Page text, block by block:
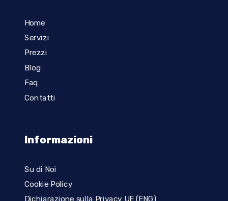
Home
Servizi
Prezzi
Blog
Faq
Contatti
Informazioni
Su di Noi
Cookie Policy
Dichiarazione sulla Privacy UE (ENG)